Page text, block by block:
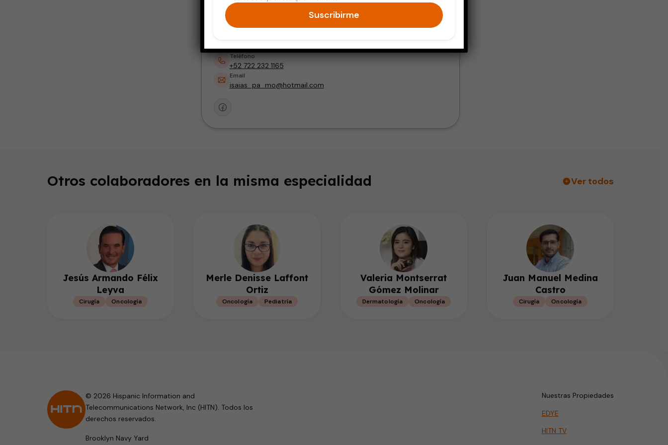
Dirección
Teléfono
+52 722 232 1165
Email
isaias_pa_mo@hotmail.com
Otros colaboradores en la misma especialidad Ver todos
Jesús Armando Félix
Leyva
Cirugía Oncología
Merle Denisse Laffont
Ortiz
Oncología Pediatría
Valeria Montserrat
Gómez Molinar
Dermatología Oncología
Juan Manuel Medina
Castro
Cirugía Oncología
© 2026 Hispanic Information and
Telecommunications Network, Inc (HITN). Todos los
derechos reservados.
Brooklyn Navy Yard
Nuestras Propiedades
EDYE
HITN TV
Suscribirme